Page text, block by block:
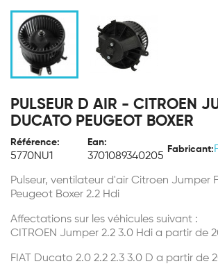
PULSEUR D AIR - CITROEN
DUCATO PEUGEOT BOXER
Référence:
5770NU1
Ean:
3701089340205
Fabricant:
Pulseur, ventilateur d'air Citroen Jumper
Peugeot Boxer 2.2 Hdi
Affectations sur les véhicules suivant :
CITROEN Jumper 2.2 3.0 Hdi a partir de
FIAT Ducato 2.0 2.2 2.3 3.0 D a partir de